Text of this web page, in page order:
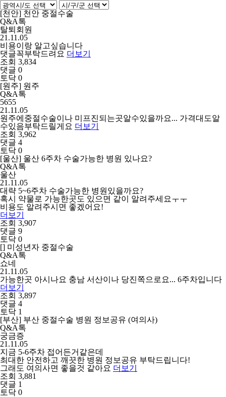
[천안] 천안 중절수술
Q&A톡
탈퇴회원
21.11.05
비용이랑 알고싶습니다
댓글꼭부탁드려요 더보기
조회 3,834
댓글 0
토닥 0
[원주] 원주
Q&A톡
5655
21.11.05
원주에중절수술이나 미프진되는곳알수있을까요... 가격대도알
수있음부탁드릴게요 더보기
조회 3,962
댓글 4
토닥 0
[울산] 울산 6주차 수술가능한 병원 있나요?
Q&A톡
울산
21.11.05
대략 5~6주차 수술가능한 병원있을까요?
혹시 약물로 가능한곳도 있으면 같이 알려주세요ㅜㅜ
비용도 알려주시면 좋겠어요!
더보기
조회 3,907
댓글 9
토닥 0
[] 미성년자 중절수술
Q&A톡
쇼네
21.11.05
가능한곳 아시나요 충남 서산이나 당진쪽으로요... 6주차입니다
더보기
조회 3,897
댓글 4
토닥 1
[부산] 부산 중절수술 병원 정보공유 (여의사)
Q&A톡
궁금증
21.11.05
지금 5-6주차 접어든거같은데
최대한 안전하고 깨끗한 병원 정보공유 부탁드립니다!
그래도 여의사면 좋을것 같아요 더보기
조회 3,881
댓글 1
토닥 0